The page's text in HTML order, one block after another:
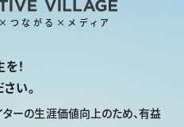
つながる×メディア
！
い。
ターの生涯価値向上のため、有益